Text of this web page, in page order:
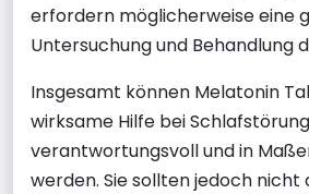
erfordern möglicherweise eine
Untersuchung und Behandlung
Insgesamt können Melatonin
wirksame Hilfe bei
verantwortungsvoll und in
werden. Sie sollten jedoch nicht